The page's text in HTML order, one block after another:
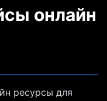
онлайн
ресурсы для